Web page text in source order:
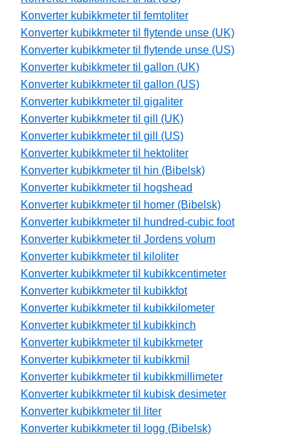
Konverter kubikkmeter til femtoliter
Konverter kubikkmeter til flytende unse (UK)
Konverter kubikkmeter til flytende unse (US)
Konverter kubikkmeter til gallon (UK)
Konverter kubikkmeter til gallon (US)
Konverter kubikkmeter til gigaliter
Konverter kubikkmeter til gill (UK)
Konverter kubikkmeter til gill (US)
Konverter kubikkmeter til hektoliter
Konverter kubikkmeter til hin (Bibelsk)
Konverter kubikkmeter til hogshead
Konverter kubikkmeter til homer (Bibelsk)
Konverter kubikkmeter til hundred-cubic foot
Konverter kubikkmeter til Jordens volum
Konverter kubikkmeter til kiloliter
Konverter kubikkmeter til kubikkcentimeter
Konverter kubikkmeter til kubikkfot
Konverter kubikkmeter til kubikkilometer
Konverter kubikkmeter til kubikkinch
Konverter kubikkmeter til kubikkmeter
Konverter kubikkmeter til kubikkmil
Konverter kubikkmeter til kubikkmillimeter
Konverter kubikkmeter til kubisk desimeter
Konverter kubikkmeter til liter
Konverter kubikkmeter til logg (Bibelsk)